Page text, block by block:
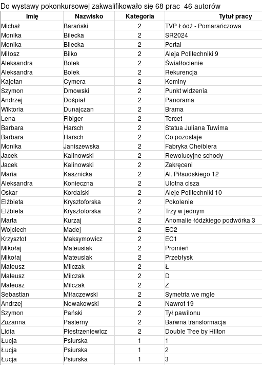
Do wystawy pokonkursowej zakwalifikowało się 68 prac 46 autorów
Imię Nazwisko Kategoria Tytuł pracy
Michał Barański 2
TVP Łódź - Pomarańczowa
Monika
Bilecka 2
SR2024
Monika
Bilecka 2
Portal
Miłosz
Bilko 2
Aleja Politechniki 9
Aleksandra
Bolek 2
Światłocienie
Aleksandra
Bolek 2
Rekurencja
Kajetan
Cymera 2
Kominy
Szymon
Dmowski 2
Punkt widzenia
Andrzej
Dośpiał 2
Panorama
Wiktoria
Dunajczan 2
Brama
Lena
Fibiger 2
Tercet
Barbara
Harsch 2
Statua Juliana Tuwima
Barbara
Harsch 2
Co pozostaje
Monika
Janiszewska 2
Fabryka Cheiblera
Jacek
Kalinowski 2
Rewolucyjne schody
Jacek
Kalinowski 2
Zakręceni
Maria
Kasznicka 2
Al. Piłsudskiego 12
Aleksandra
Konieczna 2
Ulotna cisza
Oskar
Kordalski 2
Aleje Politechniki 10
Elżbieta
Krysztoforska 2
Pokolenie
Elżbieta
Krysztoforska 2
Trzy w jednym
Marta
Kurzaj 2
Anomalie łódzkiego podwórka 3
Wojciech
Madej 2
EC2
Krzysztof
Maksymowicz 2
EC1
Mikołaj
Mateusiak 2
Promień
Mikołaj
Mateusiak 2
Przebłysk
Mateusz
Milczak 2
Ł
Mateusz
Milczak 2
D
Mateusz
Milczak 2
Z
Sebastian
Miłaczewski 2
Symetria we mgle
Andrzej
Nowakowski 2
Nawrot 19
Szymon
Pański 2
Tył pawilonu
Zuzanna
Pasterny 2
Barwna transformacja
Lidia
Piestrzeniewicz 2
Double Tree by Hilton
Łucja
Psiurska 1
1
Łucja
Psiurska 1
2
Łucja
Psiurska 1
3